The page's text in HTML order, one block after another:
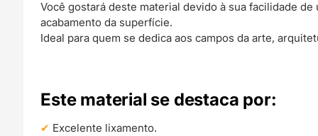
Você gostará deste material devido à sua facilidade
acabamento da superfície.
Ideal para quem se dedica aos campos da arte,
Este material se destaca por:
Excelente lixamento.